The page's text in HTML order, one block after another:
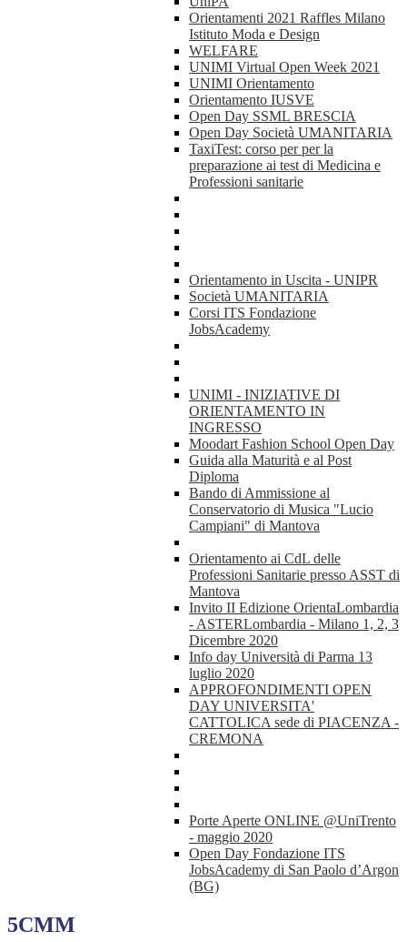
Orientamenti 2021 Raffles Milano
Istituto Moda e Design
WELFARE
UNIMI Virtual Open Week 2021
UNIMI Orientamento
Orientamento IUSVE
Open Day SSML BRESCIA
Open Day Società UMANITARIA
TaxiTest: corso per per la
preparazione ai test di Medicina e
Professioni sanitarie
Orientamento in Uscita - UNIPR
Società UMANITARIA
Corsi ITS Fondazione
JobsAcademy
UNIMI - INIZIATIVE DI
ORIENTAMENTO IN
INGRESSO
Moodart Fashion School Open Day
Guida alla Maturità e al Post
Diploma
Bando di Ammissione al
Conservatorio di Musica "Lucio
Campiani" di Mantova
Orientamento ai CdL delle
Professioni Sanitarie presso ASST di
Mantova
Invito II Edizione OrientaLombardia
- ASTERLombardia - Milano 1, 2, 3
Dicembre 2020
Info day Università di Parma 13
luglio 2020
APPROFONDIMENTI OPEN
DAY UNIVERSITA'
CATTOLICA sede di PIACENZA -
CREMONA
Porte Aperte ONLINE @UniTrento
- maggio 2020
Open Day Fondazione ITS
JobsAcademy di San Paolo d’Argon
(BG)
5CMM